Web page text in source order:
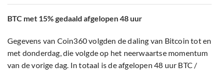
BTC met 15% gedaald afgelopen 48 uur
Gegevens van Coin360 volgden de daling van Bitcoin tot en
met donderdag, die volgde op het neerwaartse momentum
van de vorige dag. In totaal is de afgelopen 48 uur BTC /